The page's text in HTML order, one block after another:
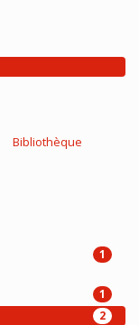
Bibliothèque
1
1
2